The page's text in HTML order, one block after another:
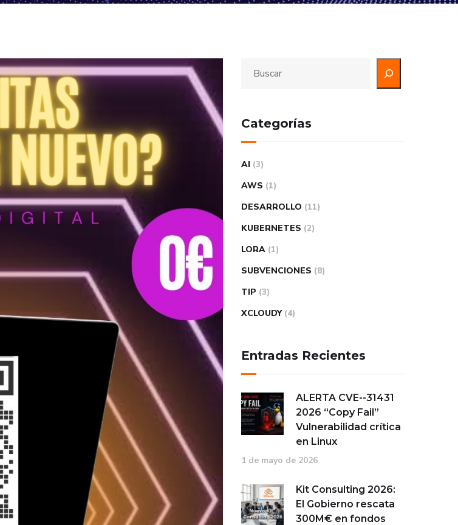
Categorías
AI (3)
AWS (1)
DESARROLLO (11)
KUBERNETES (2)
LORA (1)
SUBVENCIONES (8)
TIP (3)
XCLOUDY (4)
Entradas Recientes
ALERTA CVE-13413-
6202 “Copy Fail”
Vulnerabilidad crítica
en Linux
1 de mayo de 2026
Kit Consulting 2026:
El Gobierno rescata
300M€ en fondos